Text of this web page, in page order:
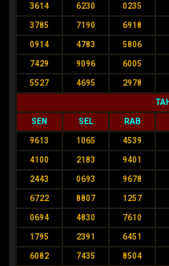
3614 6230 0235
3785 7190 6918
0914 4783 5806
7429 9096 6005
5527 4695 2978
SEN SEL RAB
9613 1065 4539
4100 2183 9401
2443 0693 9678
6722 8807 1257
0694 4830 7610
1795 2391 6451
6082 7435 8504